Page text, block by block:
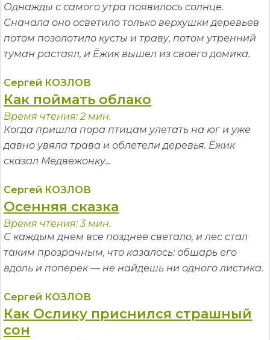
Однажды с самого утра появилось солнце.
Сначала оно осветило только верхушки деревьев
потом позолотило кусты и траву, потом утренний
туман растаял, и Ёжик вышел из своего домика.
Сергей КОЗЛОВ
Как поймать облако
Время чтения: 2 мин.
Когда пришла пора птицам улетать на юг и уже
давно увяла трава и облетели деревья. Ёжик
сказал Медвежонку...
Сергей КОЗЛОВ
Осенняя сказка
Время чтения: 3 мин.
С каждым днем все позднее светало, и лес стал
таким прозрачным, что казалось: обшарь его
вдоль и поперек — не найдешь ни одного листика.
Сергей КОЗЛОВ
Как Ослику приснился страшный
сон